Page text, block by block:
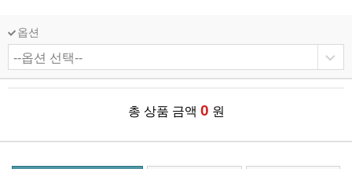
옵션
총 상품 금액 0 원